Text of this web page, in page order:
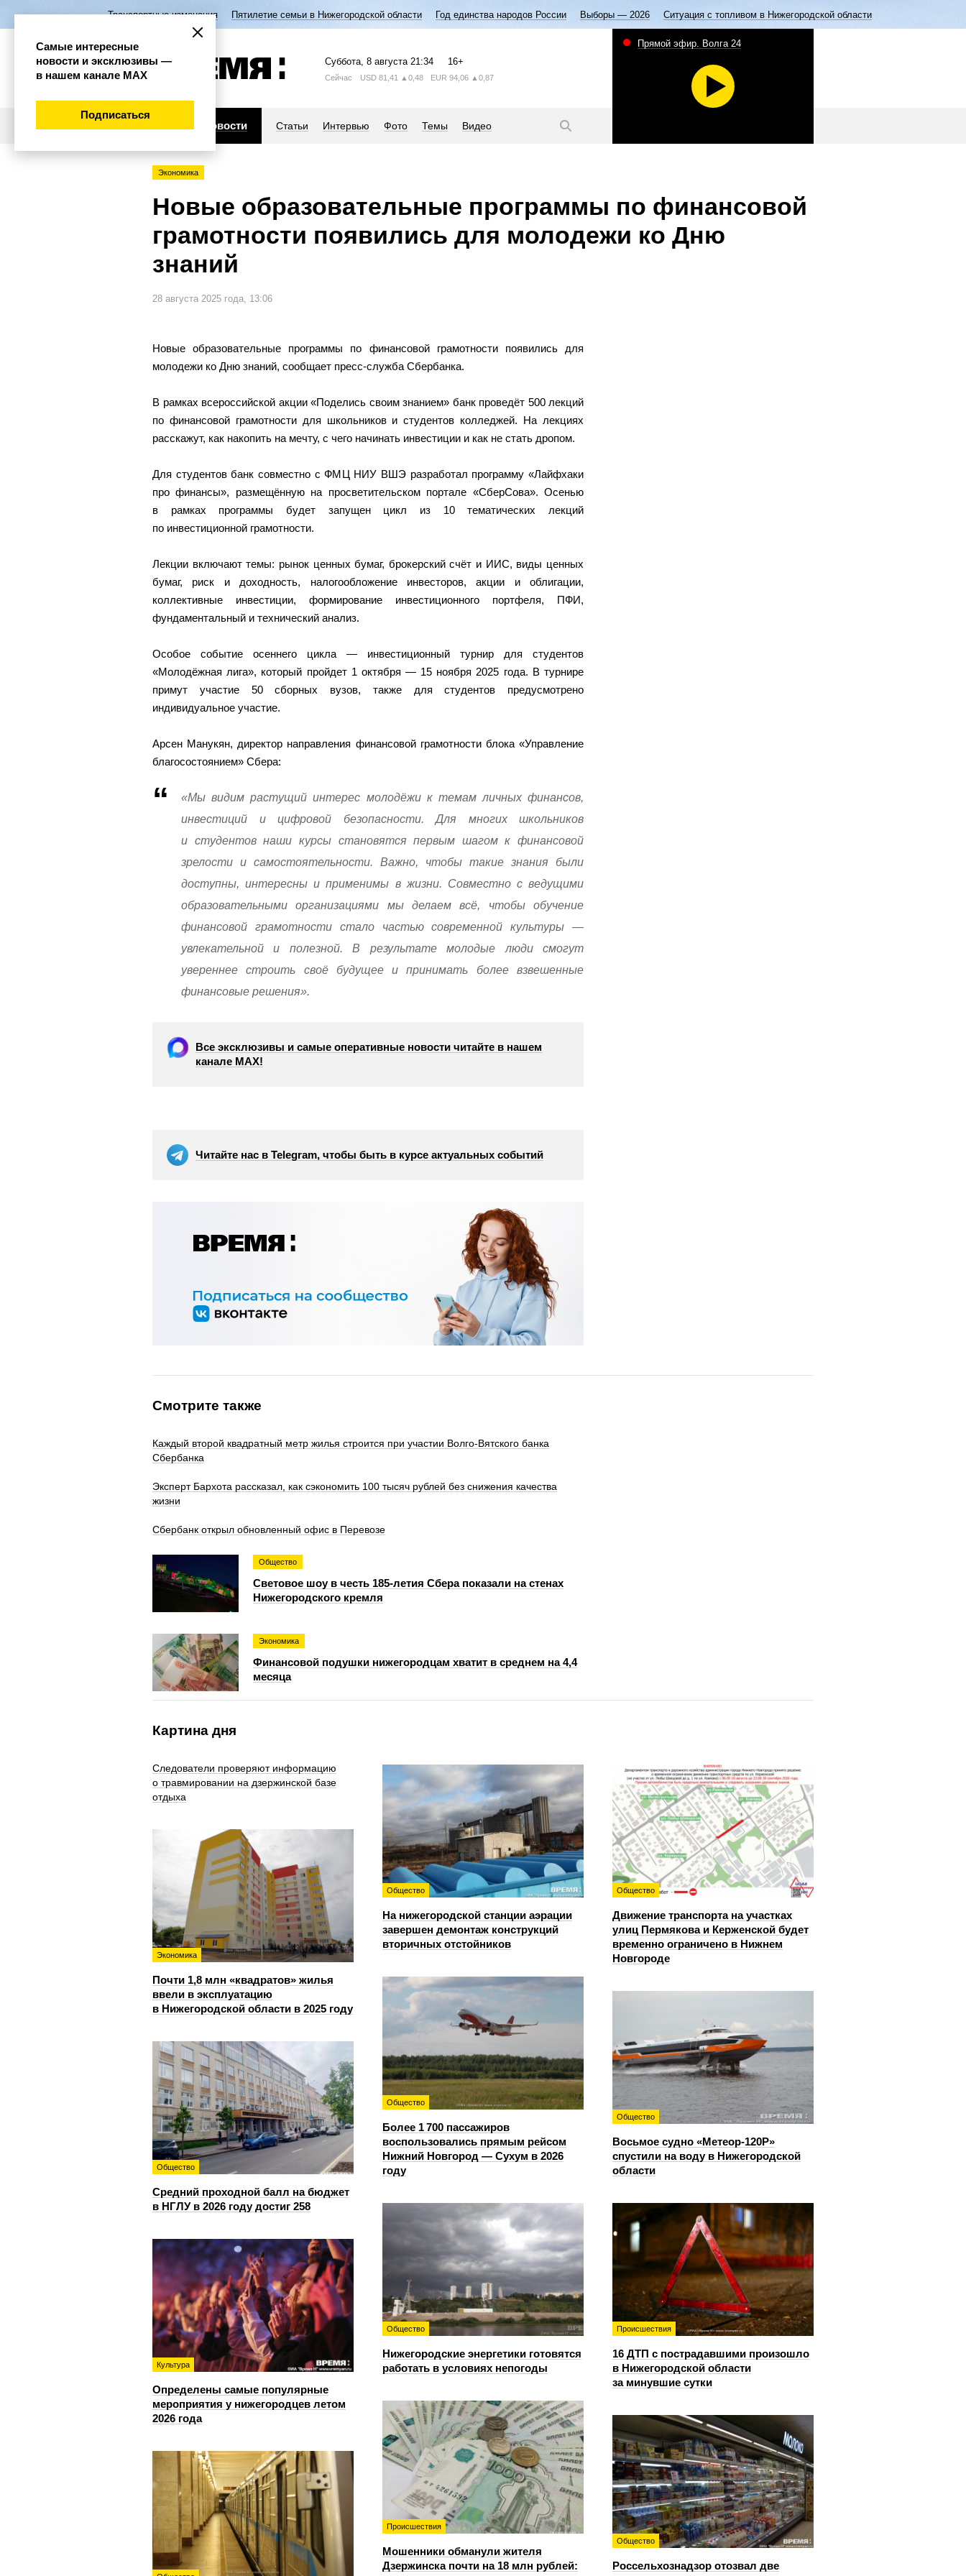
Транспортные изменения Пятилетие семьи в Нижегородской области Год единства народов России Выборы — 2026 Ситуация с топливом в Нижегородской области
Суббота, 8 августа 21:34 16+
Сейчас USD 81,41 ▲0,48 EUR 94,06 ▲0,87
Новости Статьи Интервью Фото Темы Видео
Прямой эфир. Волга 24
Экономика
Новые образовательные программы по финансовой
грамотности появились для молодежи ко Дню
знаний
28 августа 2025 года, 13:06
Новые образовательные программы по финансовой грамотности появились для
молодежи ко Дню знаний, сообщает пресс-служба Сбербанка.
В рамках всероссийской акции «Поделись своим знанием» банк проведёт 500 лекций
по финансовой грамотности для школьников и студентов колледжей. На лекциях
расскажут, как накопить на мечту, с чего начинать инвестиции и как не стать дропом.
Для студентов банк совместно с ФМЦ НИУ ВШЭ разработал программу «Лайфхаки
про финансы», размещённую на просветительском портале «СберСова». Осенью
в рамках программы будет запущен цикл из 10 тематических лекций
по инвестиционной грамотности.
Лекции включают темы: рынок ценных бумаг, брокерский счёт и ИИС, виды ценных
бумаг, риск и доходность, налогообложение инвесторов, акции и облигации,
коллективные инвестиции, формирование инвестиционного портфеля, ПФИ,
фундаментальный и технический анализ.
Особое событие осеннего цикла — инвестиционный турнир для студентов
«Молодёжная лига», который пройдет 1 октября — 15 ноября 2025 года. В турнире
примут участие 50 сборных вузов, также для студентов предусмотрено
индивидуальное участие.
Арсен Манукян, директор направления финансовой грамотности блока «Управление
благосостоянием» Сбера:
«Мы видим растущий интерес молодёжи к темам личных финансов,
инвестиций и цифровой безопасности. Для многих школьников
и студентов наши курсы становятся первым шагом к финансовой
зрелости и самостоятельности. Важно, чтобы такие знания были
доступны, интересны и применимы в жизни. Совместно с ведущими
образовательными организациями мы делаем всё, чтобы обучение
финансовой грамотности стало частью современной культуры —
увлекательной и полезной. В результате молодые люди смогут
увереннее строить своё будущее и принимать более взвешенные
финансовые решения».
Все эксклюзивы и самые оперативные новости читайте в нашем
канале МАХ!
Читайте нас в Telegram, чтобы быть в курсе актуальных событий
Смотрите также
Каждый второй квадратный метр жилья строится при участии Волго-Вятского банка
Сбербанка
Эксперт Бархота рассказал, как сэкономить 100 тысяч рублей без снижения качества
жизни
Сбербанк открыл обновленный офис в Перевозе
Общество
Световое шоу в честь 185-летия Сбера показали на стенах
Нижегородского кремля
Экономика
Финансовой подушки нижегородцам хватит в среднем на 4,4
месяца
Картина дня
Следователи проверяют информацию
о травмировании на дзержинской базе
отдыха
Общество
На нижегородской станции аэрации
завершен демонтаж конструкций
вторичных отстойников
Общество
Движение транспорта на участках
улиц Пермякова и Керженской будет
временно ограничено в Нижнем
Новгороде
Экономика
Почти 1,8 млн «квадратов» жилья
ввели в эксплуатацию
в Нижегородской области в 2025 году
Общество
Более 1 700 пассажиров
воспользовались прямым рейсом
Нижний Новгород — Сухум в 2026
году
Общество
Восьмое судно «Метеор-120Р»
спустили на воду в Нижегородской
области
Общество
Средний проходной балл на бюджет
в НГЛУ в 2026 году достиг 258
Общество
Нижегородские энергетики готовятся
работать в условиях непогоды
Происшествия
16 ДТП с пострадавшими произошло
в Нижегородской области
за минувшие сутки
Культура
Определены самые популярные
мероприятия у нижегородцев летом
2026 года
Происшествия
Мошенники обманули жителя
Дзержинска почти на 18 млн рублей:
Общество
Россельхознадзор отозвал две
Самые интересные
новости и эксклюзивы —
в нашем канале МАХ
Подписаться